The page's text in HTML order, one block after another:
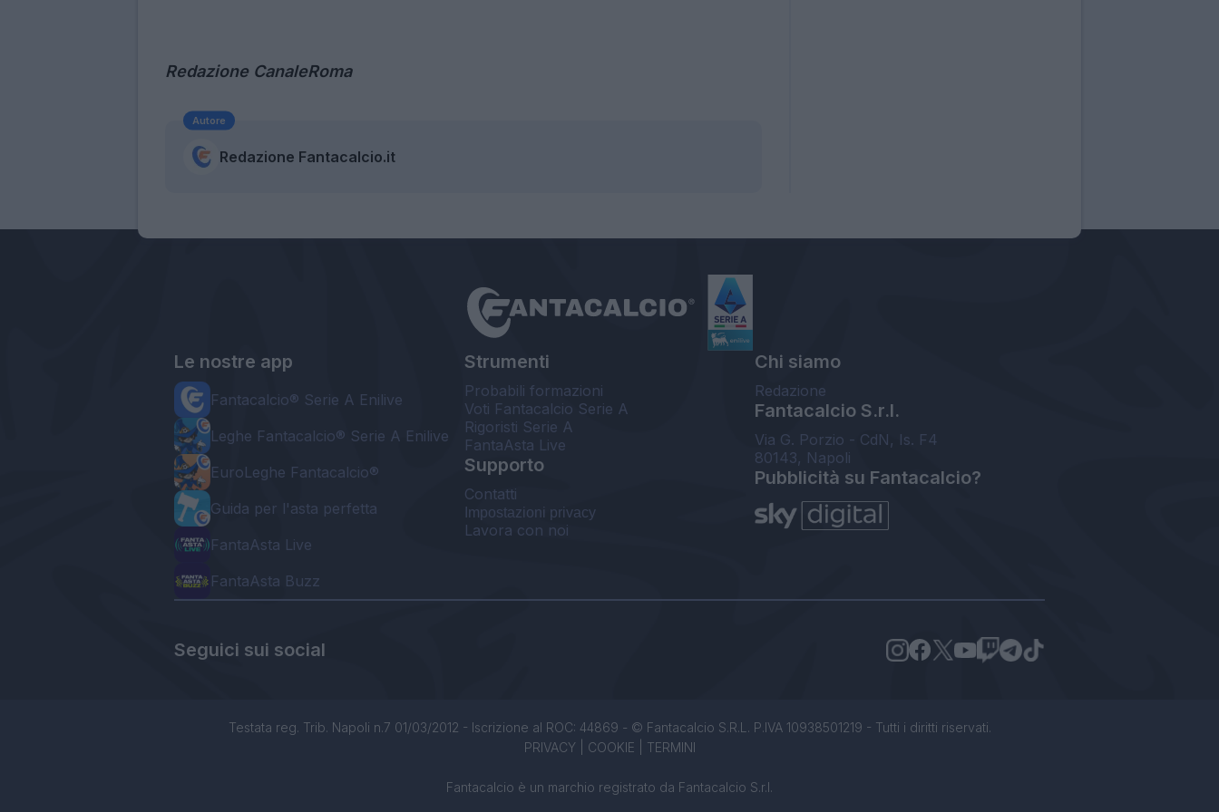
Redazione CanaleRoma
Autore
Redazione Fantacalcio.it
Le nostre app
Fantacalcio® Serie A Enilive
Leghe Fantacalcio® Serie A Enilive
EuroLeghe Fantacalcio®
Guida per l'asta perfetta
FantaAsta Live
FantaAsta Buzz
Strumenti
Probabili formazioni
Voti Fantacalcio Serie A
Rigoristi Serie A
FantaAsta Live
Supporto
Contatti
Impostazioni privacy
Lavora con noi
Chi siamo
Redazione
Fantacalcio S.r.l.
Via G. Porzio - CdN, Is. F4
80143, Napoli
Pubblicità su Fantacalcio?
Seguici sui social
Testata reg. Trib. Napoli n.7 01/03/2012 - Iscrizione al ROC: 44869 - © Fantacalcio S.R.L. P.IVA 10938501219 - Tutti i diritti riservati.
PRIVACY| COOKIE TERMINI
Fantacalcio è un marchio registrato da Fantacalcio S.r.l.